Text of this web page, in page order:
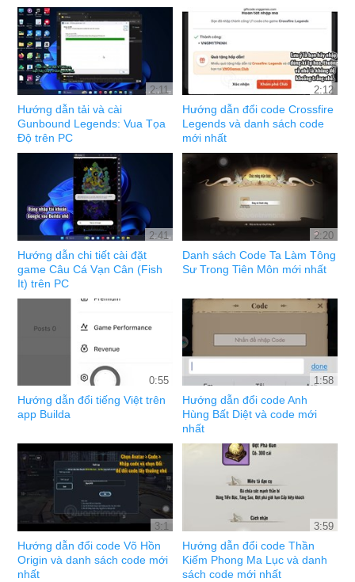
2:11
Hướng dẫn tải và cài
Gunbound Legends: Vua Tọa
Độ trên PC
2:12
Hướng dẫn đổi code Crossfire
Legends và danh sách code
mới nhất
2:41
Hướng dẫn chi tiết cài đặt
game Câu Cá Vạn Cân (Fish
It) trên PC
2:20
Danh sách Code Ta Làm Tông
Sư Trong Tiên Môn mới nhất
0:55
Hướng dẫn đổi tiếng Việt trên
app Builda
1:58
Hướng dẫn đổi code Anh
Hùng Bất Diệt và code mới
nhất
3:1
Hướng dẫn đổi code Võ Hồn
Origin và danh sách code mới
nhất
3:59
Hướng dẫn đổi code Thần
Kiếm Phong Ma Lục và danh
sách code mới nhất